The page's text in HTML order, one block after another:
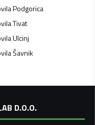
Podgorica
Tivat
Ulcinj
Šavnik
D.O.O.